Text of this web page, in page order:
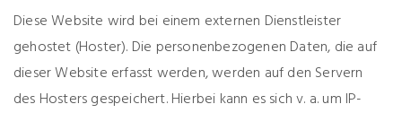
Diese Website wird bei einem externen Dienstleister
gehostet (Hoster). Die personenbezogenen Daten, die auf
dieser Website erfasst werden, werden auf den Servern
des Hosters gespeichert. Hierbei kann es sich v. a. um IP-